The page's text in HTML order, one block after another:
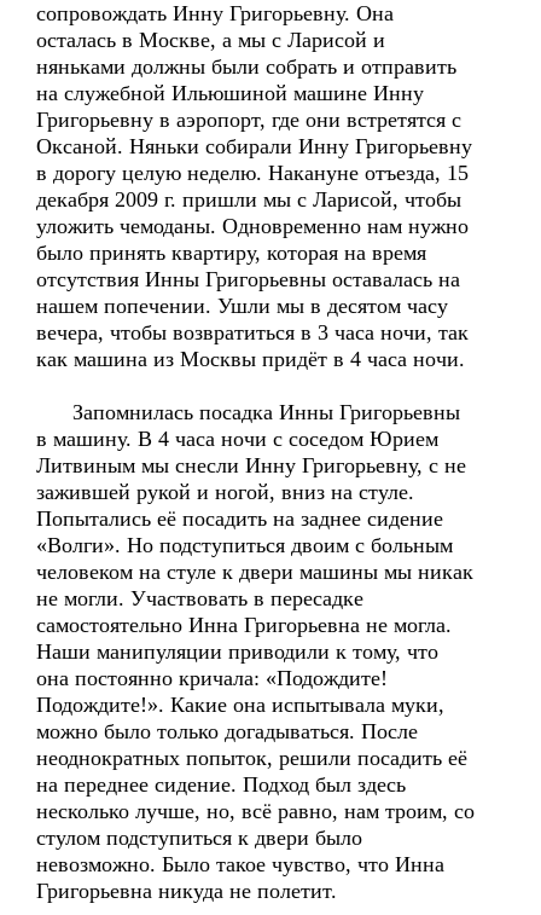
сопровождать Инну Григорьевну. Она
осталась в Москве, а мы с Ларисой и
няньками должны были собрать и отправить
на служебной Ильюшиной машине Инну
Григорьевну в аэропорт, где они встретятся с
Оксаной. Няньки собирали Инну Григорьевну
в дорогу целую неделю. Накануне отъезда, 15
декабря 2009 г. пришли мы с Ларисой, чтобы
уложить чемоданы. Одновременно нам нужно
было принять квартиру, которая на время
отсутствия Инны Григорьевны оставалась на
нашем попечении. Ушли мы в десятом часу
вечера, чтобы возвратиться в 3 часа ночи, так
как машина из Москвы придёт в 4 часа ночи.
Запомнилась посадка Инны Григорьевны
в машину. В 4 часа ночи с соседом Юрием
Литвиным мы снесли Инну Григорьевну, с не
зажившей рукой и ногой, вниз на стуле.
Попытались её посадить на заднее сидение
«Волги». Но подступиться двоим с больным
человеком на стуле к двери машины мы никак
не могли. Участвовать в пересадке
самостоятельно Инна Григорьевна не могла.
Наши манипуляции приводили к тому, что
она постоянно кричала: «Подождите!
Подождите!». Какие она испытывала муки,
можно было только догадываться. После
неоднократных попыток, решили посадить её
на переднее сидение. Подход был здесь
несколько лучше, но, всё равно, нам троим, со
стулом подступиться к двери было
невозможно. Было такое чувство, что Инна
Григорьевна никуда не полетит.